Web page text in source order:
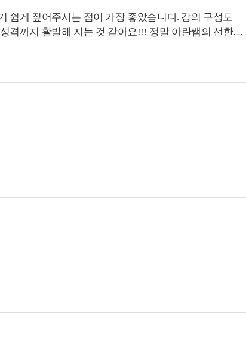
쉽게 짚어주시는 점이 가장 좋았습니다. 강의 구성도
격까지 활발해 지는 것 같아요!!! 정말 아란쌤의 선한